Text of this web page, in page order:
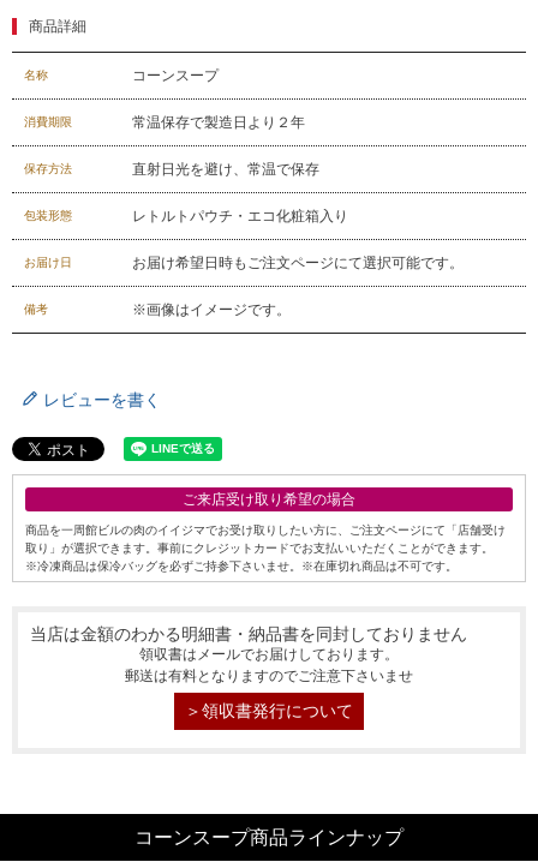
029-254-2441
お問合せフォーム
商品詳細
名称 コーンスープ
消費期限 常温保存で製造日より２年
保存方法 直射日光を避け、常温で保存
包装形態 レトルトパウチ・エコ化粧箱入り
お届け日 お届け希望日時もご注文ページにて選択可能です。
備考 ※画像はイメージです。
レビューを書く
ご来店受け取り希望の場合
商品を一周館ビルの肉のイイジマでお受け取りしたい方に、ご注文ページにて「店舗受け
取り」が選択できます。事前にクレジットカードでお支払いいただくことができます。
※冷凍商品は保冷バッグを必ずご持参下さいませ。※在庫切れ商品は不可です。
当店は金額のわかる明細書・納品書を同封しておりません
領収書はメールでお届けしております。
郵送は有料となりますのでご注意下さいませ
＞領収書発行について
コーンスープ商品ラインナップ